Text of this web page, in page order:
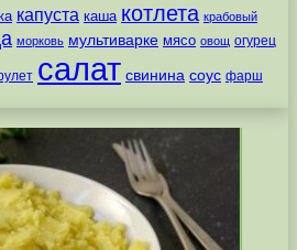
капуста каша котлета крабовый
морковь мультиварке мясо овощ огурец
салат свинина соус фарш